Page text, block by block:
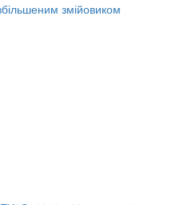
змійовиком